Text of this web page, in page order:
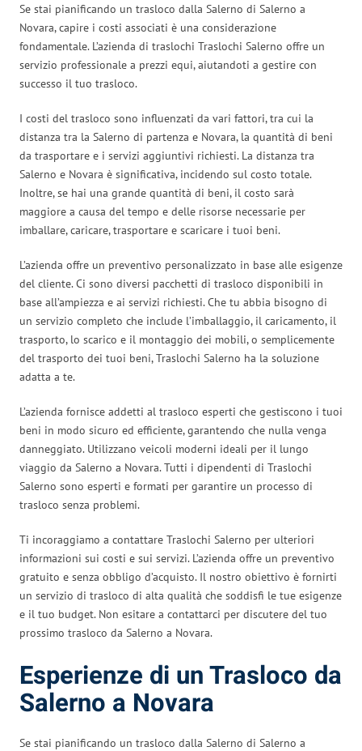
Se stai pianificando un trasloco dalla Salerno di Salerno a
Novara, capire i costi associati è una considerazione
fondamentale. L’azienda di traslochi Traslochi Salerno offre un
servizio professionale a prezzi equi, aiutandoti a gestire con
successo il tuo trasloco.
I costi del trasloco sono influenzati da vari fattori, tra cui la
distanza tra la Salerno di partenza e Novara, la quantità di beni
da trasportare e i servizi aggiuntivi richiesti. La distanza tra
Salerno e Novara è significativa, incidendo sul costo totale.
Inoltre, se hai una grande quantità di beni, il costo sarà
maggiore a causa del tempo e delle risorse necessarie per
imballare, caricare, trasportare e scaricare i tuoi beni.
L’azienda offre un preventivo personalizzato in base alle esigenze
del cliente. Ci sono diversi pacchetti di trasloco disponibili in
base all’ampiezza e ai servizi richiesti. Che tu abbia bisogno di
un servizio completo che include l’imballaggio, il caricamento, il
trasporto, lo scarico e il montaggio dei mobili, o semplicemente
del trasporto dei tuoi beni, Traslochi Salerno ha la soluzione
adatta a te.
L’azienda fornisce addetti al trasloco esperti che gestiscono i tuoi
beni in modo sicuro ed efficiente, garantendo che nulla venga
danneggiato. Utilizzano veicoli moderni ideali per il lungo
viaggio da Salerno a Novara. Tutti i dipendenti di Traslochi
Salerno sono esperti e formati per garantire un processo di
trasloco senza problemi.
Ti incoraggiamo a contattare Traslochi Salerno per ulteriori
informazioni sui costi e sui servizi. L’azienda offre un preventivo
gratuito e senza obbligo d’acquisto. Il nostro obiettivo è fornirti
un servizio di trasloco di alta qualità che soddisfi le tue esigenze
e il tuo budget. Non esitare a contattarci per discutere del tuo
prossimo trasloco da Salerno a Novara.
Esperienze di un Trasloco da
Salerno a Novara
Se stai pianificando un trasloco dalla Salerno di Salerno a